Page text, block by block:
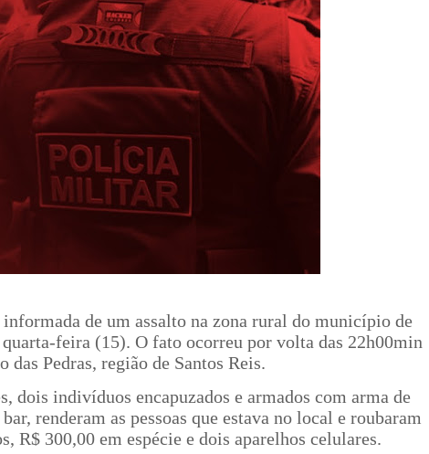
de um assalto na zona rural do município de
feira (15). O fato ocorreu por volta das 22h00min
das Pedras, região de Santos Reis.
dois indivíduos encapuzados e armados com arma de
renderam as pessoas que estava no local e roubaram
R$ 300,00 em espécie e dois aparelhos celulares.